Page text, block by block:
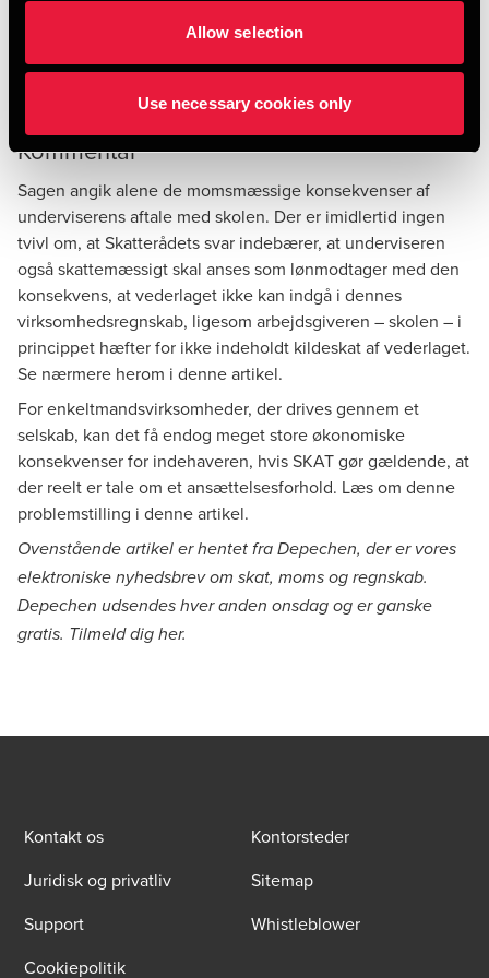
Allow selection
Use necessary cookies only
Skatterådet henviste herved til, at underviseren havde faste
klasser og faste mødetider, ligesom han honoreredes for sit
feriepenge, og at arbejdet i øvrigt faktureredes månedsvis.
Kommentar
Sagen angik alene de momsmæssige konsekvenser af
underviserens aftale med skolen. Der er imidlertid ingen
tvivl om, at Skatterådets svar indebærer, at underviseren
også skattemæssigt skal anses som lønmodtager med den
konsekvens, at vederlaget ikke kan indgå i dennes
virksomhedsregnskab, ligesom arbejdsgiveren – skolen – i
princippet hæfter for ikke indeholdt kildeskat af vederlaget.
Se nærmere herom i denne artikel.
For enkeltmandsvirksomheder, der drives gennem et
selskab, kan det få endog meget store økonomiske
konsekvenser for indehaveren, hvis SKAT gør gældende, at
der reelt er tale om et ansættelsesforhold. Læs om denne
problemstilling i denne artikel.
Ovenstående artikel er hentet fra Depechen, der er vores
elektroniske nyhedsbrev om skat, moms og regnskab.
Depechen udsendes hver anden onsdag og er ganske
gratis. Tilmeld dig her.
Kontakt os
Kontorsteder
Juridisk og privatliv
Sitemap
Support
Whistleblower
Cookiepolitik